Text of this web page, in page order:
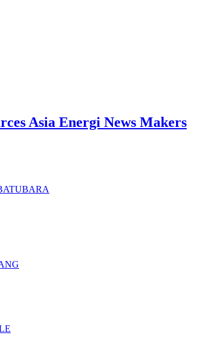
Asia Energi News Makers